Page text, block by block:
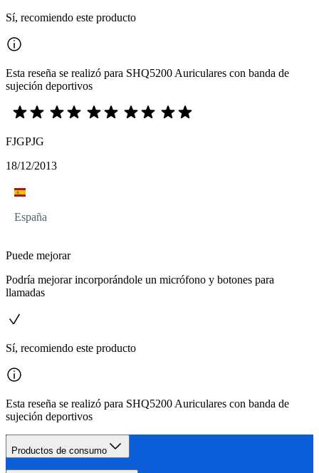
Sí, recomiendo este producto
Esta reseña se realizó para SHQ5200 Auriculares con banda de
sujeción deportivos
FJGPJG
18/12/2013
España
Puede mejorar
Podría mejorar incorporándole un micrófono y botones para
llamadas
Sí, recomiendo este producto
Esta reseña se realizó para SHQ5200 Auriculares con banda de
sujeción deportivos
Productos de consumo